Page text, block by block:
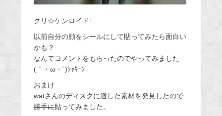
クリ☆ケンロイド↑
以前自分の顔をシールにして貼ってみたら面白い
かも？
なんてコメントをもらったのでやってみました
(｀・ω・´)ｼｬｷｰﾝ
おまけ
watさんのディスクに適した素材を発見したので
勝手に貼ってみました。